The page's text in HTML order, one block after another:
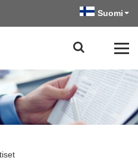
Suomi